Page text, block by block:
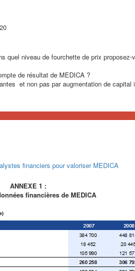
niveau de fourchette de prix proposez-
de résultat de MEDICA ?
et non pas par augmentation de capital
financiers pour valoriser MEDICA
ANNEXE 1 :
financières de MEDICA